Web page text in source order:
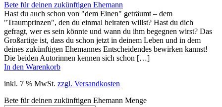
Bete für deinen zukünftigen Ehemann
Hast du auch schon von "dem Einen" geträumt – dem
"Traumprinzen", den du einmal heiraten willst? Hast du dich
gefragt, wer es sein könnte und wann du ihm begegnen wirst? Das
Großartige ist, dass du schon jetzt in deinem Leben und in dem
deines zukünftigen Ehemannes Entscheidendes bewirken kannst!
Die beiden Autorinnen kennen sich schon […]
In den Warenkorb
inkl. 7 % MwSt. zzgl. Versandkosten
Bete für deinen zukünftigen Ehemann Menge